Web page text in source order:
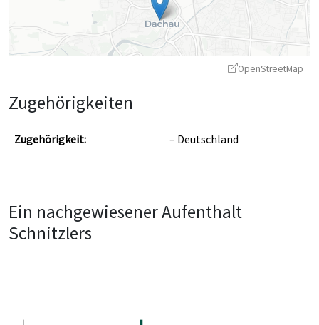
OpenStreetMap
Zugehörigkeiten
Zugehörigkeit: Deutschland
Ein nachgewiesener Aufenthalt
Schnitzlers